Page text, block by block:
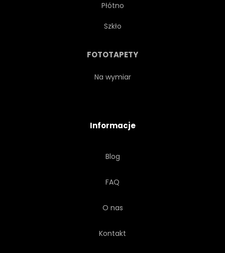
Płótno
Szkło
FOTOTAPETY
Na wymiar
Informacje
Blog
FAQ
O nas
Kontakt